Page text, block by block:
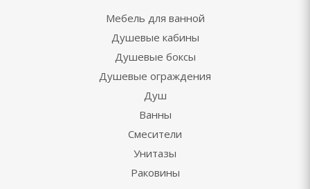
Мебель для ванной
Душевые кабины
Душевые боксы
Душевые ограждения
Душ
Ванны
Смесители
Унитазы
Раковины